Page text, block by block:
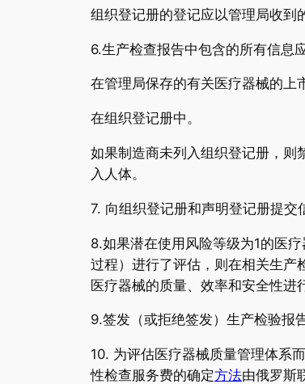
组织登记册的登记应以管理局收到
6.生产检查报告中包含的所有信息
在管理局保存的有关医疗器械的上
在组织登记册中。
如果制造商未列入组织登记册，则
入人体。
7. 向组织登记册和声明登记册提交
8.如果潜在使用风险等级为1的医
过程）进行了评估，则在相关生产
医疗器械的质量、效率和安全性进
9.签发（或拒绝签发）生产检验报
10. 为评估医疗器械质量管理体系
性检查服务费的确定方法由俄罗斯